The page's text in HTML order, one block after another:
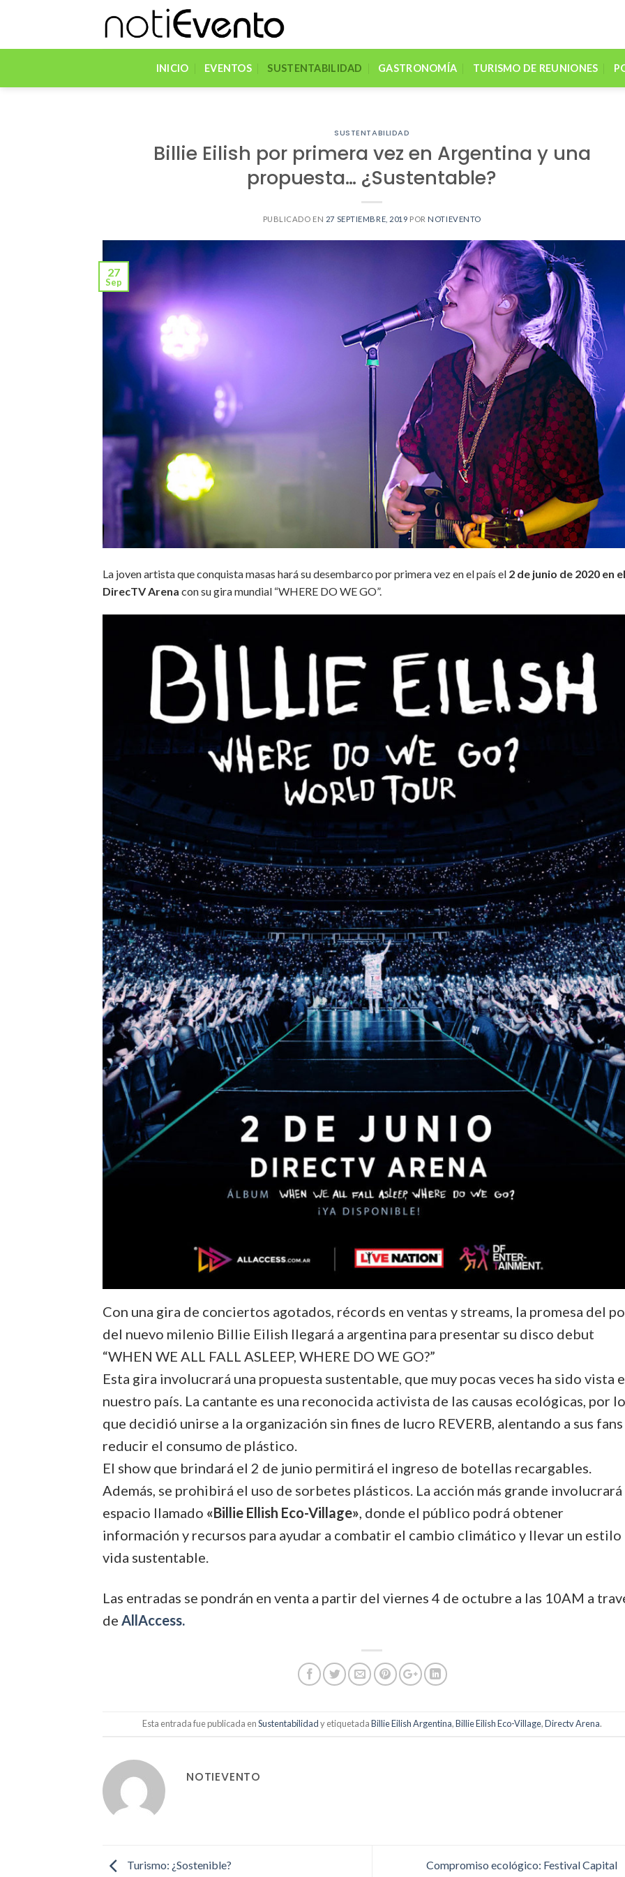
INICIO EVENTOS SUSTENTABILIDAD GASTRONOMÍA TURISMO DE REUNIONES
SUSTENTABILIDAD
Billie Eilish por primera vez en Argentina y una
propuesta… ¿Sustentable?
PUBLICADO EN 27 SEPTIEMBRE, 2019 POR NOTIEVENTO
27
Sep
La joven artista que conquista masas hará su desembarco por primera vez en el país el 2 de junio de 2020 en el
DirecTV Arena con su gira mundial “WHERE DO WE GO”.
Con una gira de conciertos agotados, récords en ventas y streams, la promesa del
del nuevo milenio Billie Eilish llegará a argentina para presentar su disco debut
“WHEN WE ALL FALL ASLEEP, WHERE DO WE GO?”
Esta gira involucrará una propuesta sustentable, que muy pocas veces ha sido vista
nuestro país. La cantante es una reconocida activista de las causas ecológicas, por lo
que decidió unirse a la organización sin fines de lucro REVERB, alentando a sus fans
reducir el consumo de plástico.
El show que brindará el 2 de junio permitirá el ingreso de botellas recargables.
Además, se prohibirá el uso de sorbetes plásticos. La acción más grande involucrará
espacio llamado «Billie Ellish Eco-Village» , donde el público podrá obtener
información y recursos para ayudar a combatir el cambio climático y llevar un estilo
vida sustentable.
Las entradas se pondrán en venta a partir del viernes 4 de octubre a las 10AM a
de AllAccess.
Esta entrada fue publicada enSustentabilidady etiquetadaBillie Eilish Argentina,Billie Eilish Eco-Village,Directv Arena.
NOTIEVENTO
Turismo: ¿Sostenible? Compromiso ecológico: Festival Capital